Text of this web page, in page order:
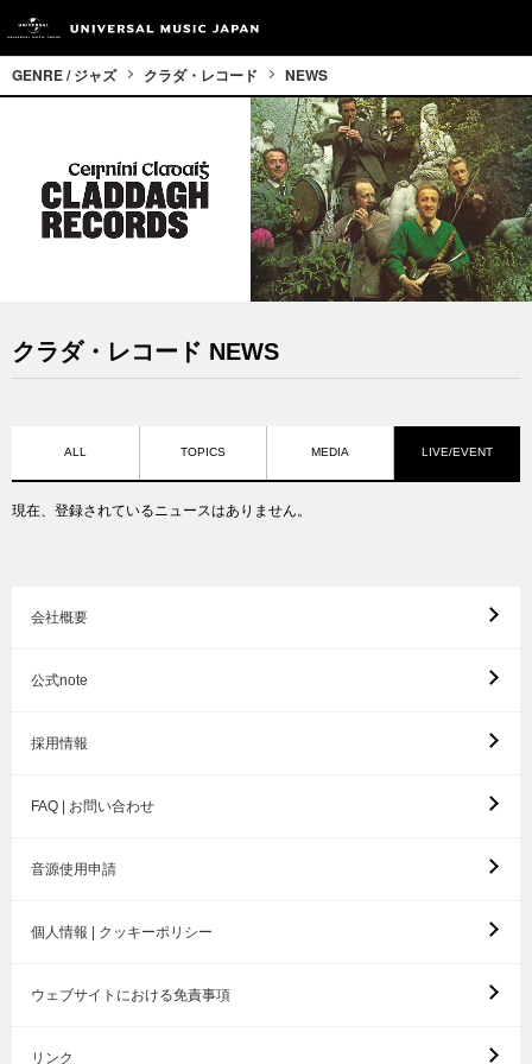
GENRE / ジャズ クラダ・レコード NEWS
クラダ・レコード NEWS
ALL TOPICS MEDIA LIVE/EVENT
現在、登録されているニュースはありません。
会社概要
公式note
採用情報
FAQ | お問い合わせ
音源使用申請
個人情報 | クッキーポリシー
ウェブサイトにおける免責事項
リンク